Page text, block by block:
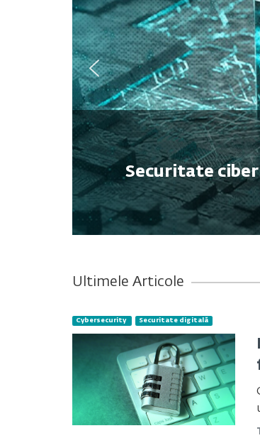
Securitate
Ultimele Articole
Cybersecurity Securitate digitală